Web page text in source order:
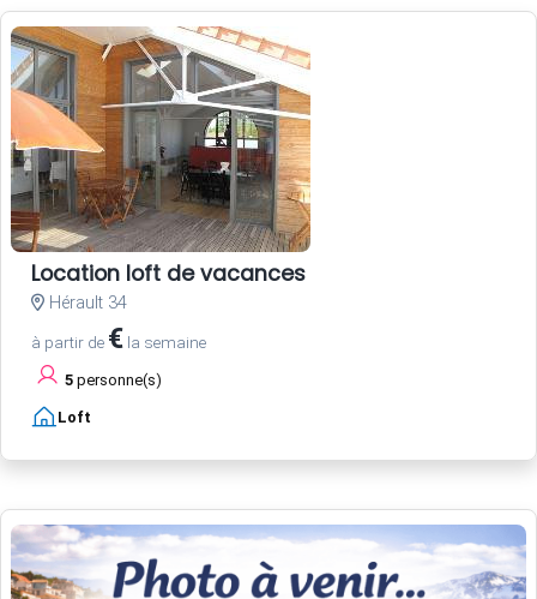
Location loft de vacances
Hérault 34
à partir de € la semaine
5 personne(s)
Loft